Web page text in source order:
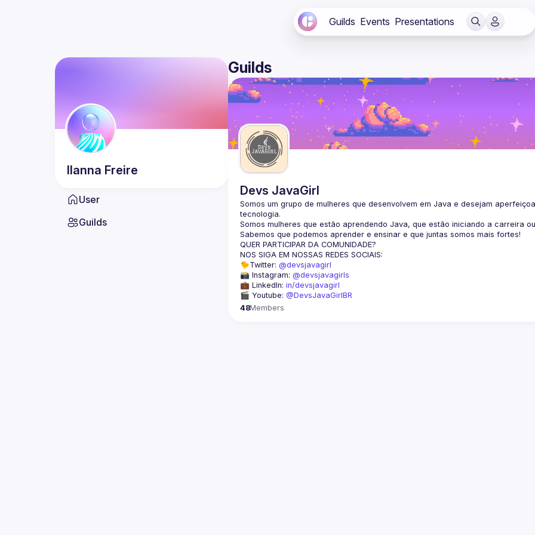
Guilds Events Presentations
Ilanna Freire
User
Guilds
Guilds
Devs JavaGirl
Somos um grupo de mulheres que desenvolvem em Java e desejam
tecnologia.
Somos mulheres que estão aprendendo Java, que estão iniciando a carreira
Sabemos que podemos aprender e ensinar e que juntas somos mais fortes!
QUER PARTICIPAR DA COMUNIDADE?
NOS SIGA EM NOSSAS REDES SOCIAIS:
🐤Twitter: @devsjavagirl
📸 Instagram: @devsjavagirls
💼 LinkedIn: in/devsjavagirl
🎬 Youtube: @DevsJavaGirlBR
48Members